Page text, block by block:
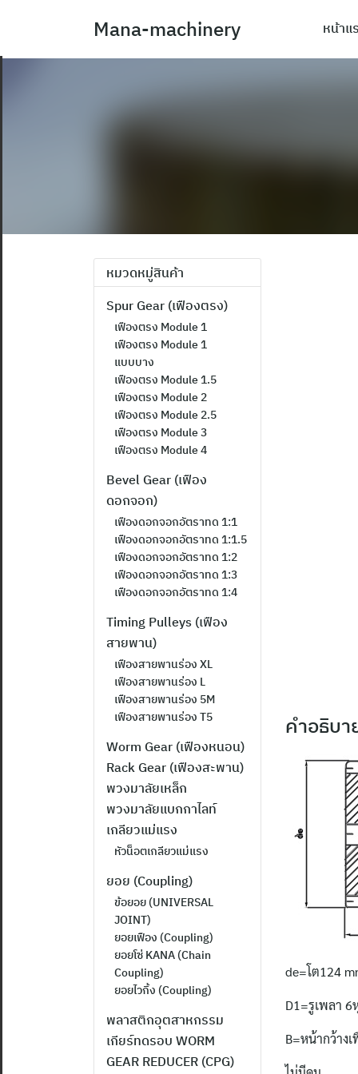
content
Mana-machinery หน้าแ
คำอธิบา
de=โต124
D1=รูเพลา 6
B=หน้ากว้าง
หมวดหมู่สินค้า
Spur Gear (เฟืองตรง)
เฟืองตรง Module 1
เฟืองตรง Module 1
แบบบาง
เฟืองตรง Module 1.5
เฟืองตรง Module 2
เฟืองตรง Module 2.5
เฟืองตรง Module 3
เฟืองตรง Module 4
Bevel Gear (เฟือง
ดอกจอก)
เฟืองดอกจอกอัตราทด 1:1
เฟืองดอกจอกอัตราทด 1:1.5
เฟืองดอกจอกอัตราทด 1:2
เฟืองดอกจอกอัตราทด 1:3
เฟืองดอกจอกอัตราทด 1:4
Timing Pulleys (เฟือง
สายพาน)
เฟืองสายพานร่อง XL
เฟืองสายพานร่อง L
เฟืองสายพานร่อง 5M
เฟืองสายพานร่อง T5
Worm Gear (เฟืองหนอน)
Rack Gear (เฟืองสะพาน)
พวงมาลัยเหล็ก
พวงมาลัยแบกกาไลท์
เกลียวแม่แรง
หัวน็อตเกลียวแม่แรง
ยอย (Coupling)
ข้อยอย (UNIVERSAL
JOINT)
ยอยเฟือง (Coupling)
ยอยโซ่ KANA (Chain
Coupling)
ยอยไวกิ้ง (Coupling)
พลาสติกอุตสาหกรรม
เกียร์ทดรอบ WORM
GEAR REDUCER (CPG)